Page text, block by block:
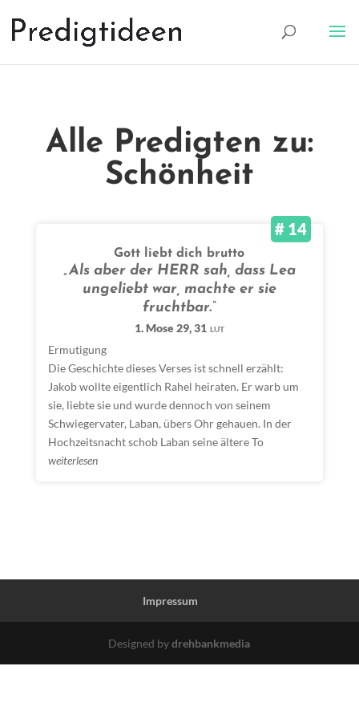
Alle Predigten zu:
Schönheit
# 14
Gott liebt dich brutto
„Als aber der HERR sah, dass Lea
ungeliebt war, machte er sie
fruchtbar.“
1. Mose 29, 31 LUT
Ermutigung
Die Geschichte dieses Verses ist schnell erzählt:
Jakob wollte eigentlich Rahel heiraten. Er warb um
sie, liebte sie und wurde dennoch von seinem
Schwiegervater, Laban, übers Ohr gehauen. In der
Hochzeitsnacht schob Laban seine ältere To
weiterlesen
Impressum
Designed bydrehbankmedia